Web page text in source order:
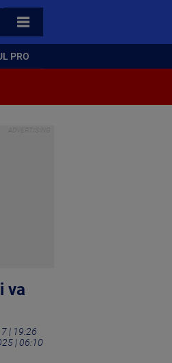
TOATE CATEGORIILE
PRO
va
| 19:26
| 06:10